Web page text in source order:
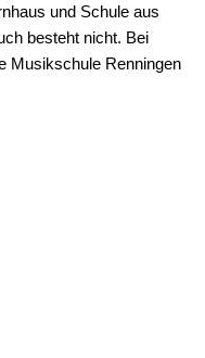
und Schule aus
besteht nicht. Bei
Musikschule Renningen